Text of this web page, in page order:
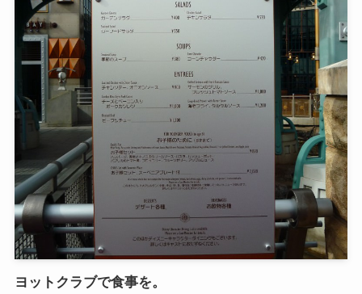
ヨットクラブで食事を。